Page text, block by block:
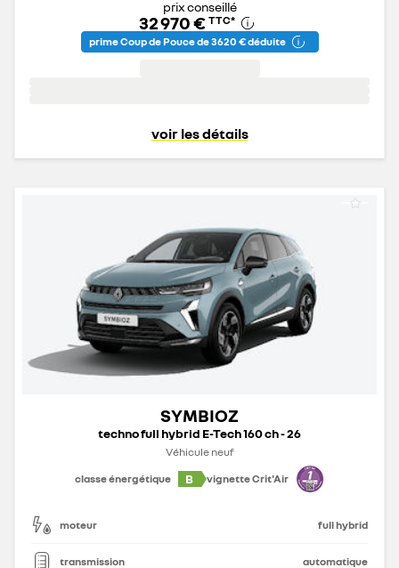
prix conseillé
32 970 € TTC*
prime Coup de Pouce de 3 620 € déduite
voir les détails
SYMBIOZ
techno full hybrid E-Tech 160 ch - 26
Véhicule neuf
classe énergétique
B vignette Crit'Air
moteur full hybrid
transmission automatique